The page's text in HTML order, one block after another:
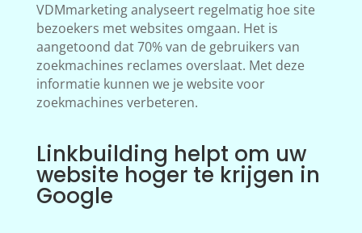
VDMmarketing analyseert regelmatig hoe site
bezoekers met websites omgaan. Het is
aangetoond dat 70% van de gebruikers van
zoekmachines reclames overslaat. Met deze
informatie kunnen we je website voor
zoekmachines verbeteren.
Linkbuilding helpt om uw
website hoger te krijgen in
Google